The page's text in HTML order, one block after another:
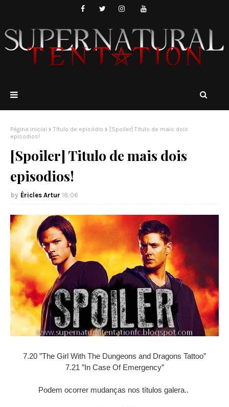
Página inicial Título de episódio
[Spoiler] Titulo de mais dois
episodios!
[Spoiler] Titulo de mais dois
episodios!
Éricles Artur 18:06
7.20 ”The Girl With The Dungeons and Dragons Tattoo”
7.21 ”In Case Of Emergency”
Podem ocorrer mudanças nos títulos galera..